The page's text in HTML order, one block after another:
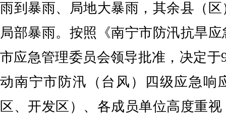
雨到暴雨、局地大暴雨，其余县（
局部暴雨。按照《南宁市防汛抗旱
市应急管理委员会领导批准，决定于
动南宁市防汛（台风）四级应急响
区、开发区）、各成员单位高度重